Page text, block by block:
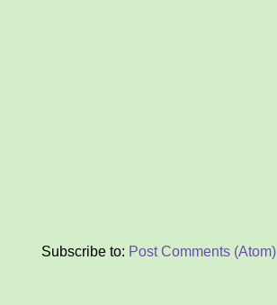
Subscribe to: Post Comments (Atom)